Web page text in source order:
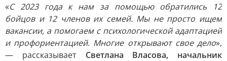
«С 2023 года к нам за помощью обратились 12
бойцов и 12 членов их семей. Мы не просто ищем
вакансии, а помогаем с психологической адаптацией
и профориентацией. Многие открывают свое дело»,
— рассказывает Светлана Власова, начальник